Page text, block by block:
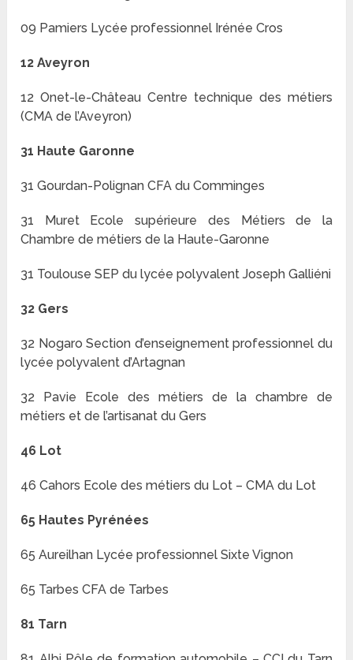
09 Pamiers Lycée professionnel Irénée Cros
12 Aveyron
12 Onet-le-Château Centre technique des métiers
(CMA de l’Aveyron)
31 Haute Garonne
31 Gourdan-Polignan CFA du Comminges
31 Muret Ecole supérieure des Métiers de la
Chambre de métiers de la Haute-Garonne
31 Toulouse SEP du lycée polyvalent Joseph Galliéni
32 Gers
32 Nogaro Section d’enseignement professionnel du
lycée polyvalent d’Artagnan
32 Pavie Ecole des métiers de la chambre de
métiers et de l’artisanat du Gers
46 Lot
46 Cahors Ecole des métiers du Lot – CMA du Lot
65 Hautes Pyrénées
65 Aureilhan Lycée professionnel Sixte Vignon
65 Tarbes CFA de Tarbes
81 Tarn